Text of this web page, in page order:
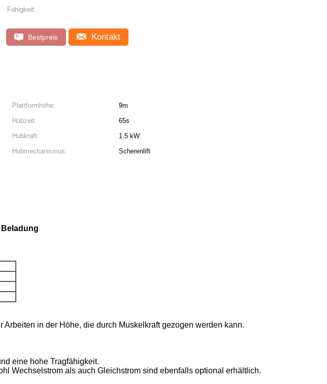
Fähigkeit:
Bestpreis Kontakt
Plattformhöhe:
9m
Hubzeit:
65s
Hubkraft:
1,5 kW
Hubmechanismus:
Scherenlift
in der Höhe, die durch Muskelkraft gezogen werden kann.
eine hohe Tragfähigkeit.
Wechselstrom als auch Gleichstrom sind ebenfalls optional erhältlich.